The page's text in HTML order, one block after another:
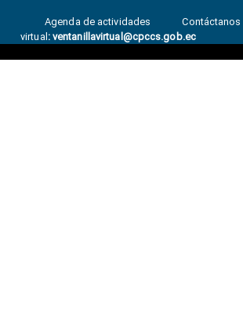
Agenda de actividades Contáctanos
virtual : ventanillavirtual@cpccs.gob.ec